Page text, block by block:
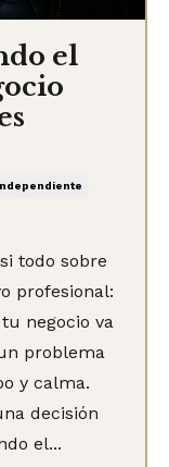
el
todo sobre
profesional:
negocio va
problema
y calma.
decisión
el...